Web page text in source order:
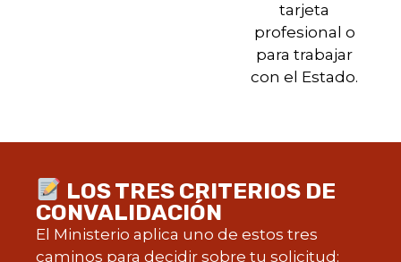
tarjeta
profesional o
para trabajar
con el Estado.
LOS TRES CRITERIOS DE
CONVALIDACIÓN
El Ministerio aplica uno de estos tres
caminos para decidir sobre tu solicitud: